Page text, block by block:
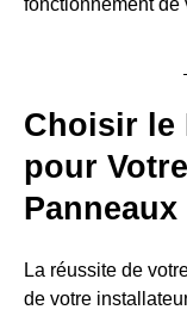
Choisir le
pour
La réussite de
de votre